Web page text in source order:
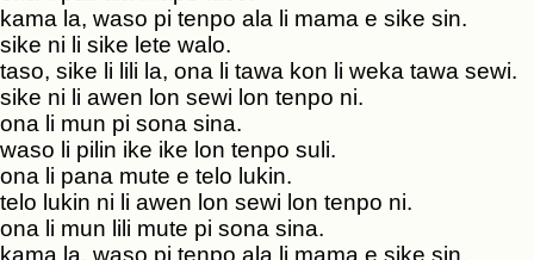
kama la, waso pi tenpo ala li mama e sike sin.
sike ni li sike lete walo.
taso, sike li lili la, ona li tawa kon li weka tawa sewi.
sike ni li awen lon sewi lon tenpo ni.
ona li mun pi sona sina.
waso li pilin ike ike lon tenpo suli.
ona li pana mute e telo lukin.
telo lukin ni li awen lon sewi lon tenpo ni.
ona li mun lili mute pi sona sina.
kama la, waso pi tenpo ala li mama e sike sin.